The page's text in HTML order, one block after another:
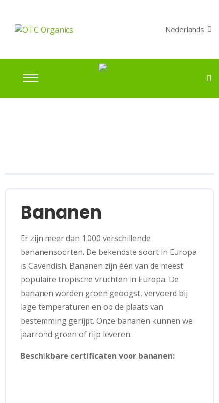
Nederlands
Bananen
Er zijn meer dan 1.000 verschillende
bananensoorten. De bekendste soort in Europa
is Cavendish. Bananen zijn één van de meest
populaire tropische vruchten in Europa. De
bananen worden groen geoogst, vervoerd bij
lage temperaturen en op de plaats van
bestemming gerijpt. Onze bananen kunnen we
jaarrond groen of rijp leveren.
Beschikbare certificaten voor bananen: